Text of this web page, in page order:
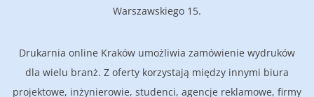
Warszawskiego 15.
Drukarnia online Kraków umożliwia zamówienie wydruków
dla wielu branż. Z oferty korzystają między innymi biura
projektowe, inżynierowie, studenci, agencje reklamowe, firmy